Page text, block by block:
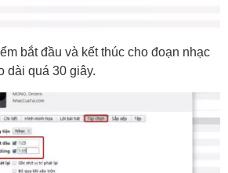
bắt đầu và kết thúc cho đoạn nhạc
dài quá 30 giây.